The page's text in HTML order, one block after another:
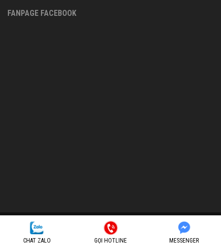
CHAT ZALO GỌI HOTLINE MESSENGER
FANPAGE FACEBOOK
CÔNG TY TNHH TMDV T&C SÀI GÒN (T&C Sài Gòn Audio)
M.S.D.N: 0316407786